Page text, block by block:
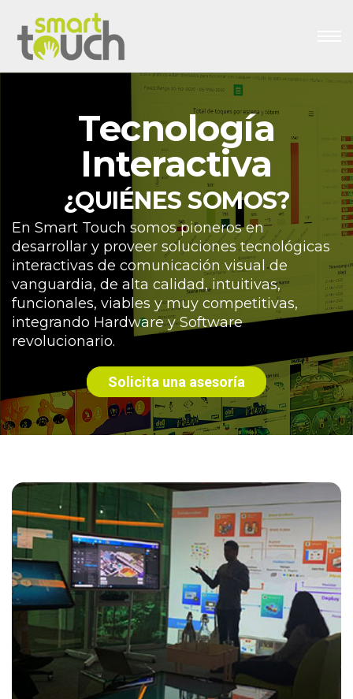
Tecnología
Interactiva
¿QUIÉNES SOMOS?
En Smart Touch somos pioneros en
desarrollar y proveer soluciones tecnológicas
interactivas de comunicación visual de
vanguardia, de alta calidad, intuitivas,
funcionales, viables y muy competitivas,
integrando Hardware y Software
revolucionario.
Solicita una asesoría